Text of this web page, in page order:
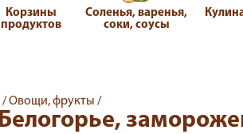
Корзины
продуктов
Соленья, варенья,
соки, соусы
/Овощи, фрукты /